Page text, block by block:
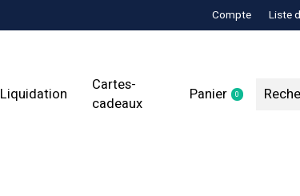
Compte Liste
Liquidation
Cartes-
cadeaux
Panier 0items